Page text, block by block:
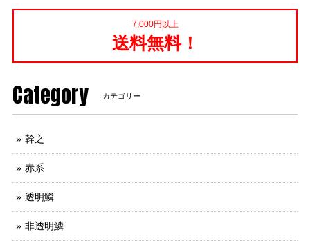
7,000円以上
送料無料！
Category カテゴリー
幹之
赤系
透明鱗
非透明鱗